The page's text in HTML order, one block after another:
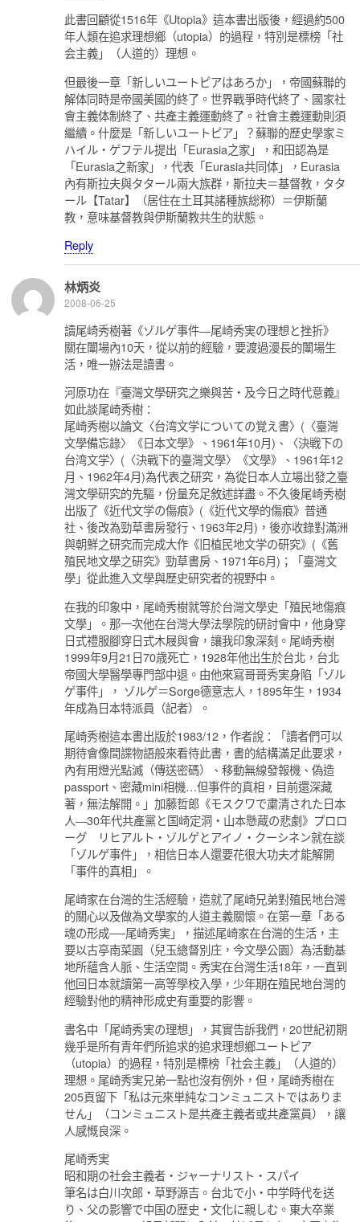
此書回顧從1516年《Utopia》這本書出版後，經過約500
年人類在追求理想鄉（utopia）的過程，特別是標榜「社
会主義」（人道的）理想。
但最後一章「新しいユートピアはあろか」，帝國蘇聯的
解体同時是帝國美國的終了。世界戰爭時代終了、國家社
會主義体制終了、共產主義運動終了。社會主義運動則須
繼續。什麼是「新しいユートピア」？蘇聯的歷史學家ミ
ハイル‧ゲフテル提出「Eurasia之家」，和田認為是
「Eurasia之新家」，代表「Eurasia共同体」，Eurasia
內有斯拉夫與タタール兩大族群，斯拉夫＝基督教，タタ
ール【Tatar】（居住在土耳其諸種族総称）＝伊斯蘭
教，意味基督教與伊斯蘭教共生的狀態。
Reply
林炳炎
2008-06-25
讀尾崎秀樹著《ゾルゲ事件―尾崎秀実の理想と挫折》
關在闈場內10天，從以前的經驗，要渡過漫長的闈場生
活，唯一辦法是讀書。
河原功在『臺灣文學研究之樂與苦‧及今日之時代意義』
如此談尾崎秀樹：
尾崎秀樹以論文〈台湾文学についての覚え書〉(〈臺灣
文學備忘錄〉《日本文學》、1961年10月)、〈決戦下の
台湾文学〉(〈決戰下的臺灣文學〉《文學》、1961年12
月、1962年4月)為代表之研究，為從日本人立場出發之臺
灣文學研究的先驅，份量充足敘述詳盡。不久後尾崎秀樹
出版了《近代文学の傷痕》(《近代文學的傷痕》普通
社、後改為勁草書房發行、1963年2月)，後亦收錄對滿洲
與朝鮮之研究而完成大作《旧植民地文学の研究》(《舊
殖民地文學之研究》勁草書房、1971年6月)；「臺灣文
學」從此進入文學與歷史研究者的視野中。
在我的印象中，尾崎秀樹就等於台灣文學史「殖民地傷痕
文學」。那一次他在台灣大學法學院的研討會中，他身穿
日式禮服腳穿日式木屐與會，讓我印象深刻。尾崎秀樹
1999年9月21日70歳死亡，1928年他出生於台北，台北
帝國大學醫學專門部中退。由他來寫哥哥秀実身陷「ゾル
ゲ事件」， ゾルゲ＝Sorge德意志人，1895年生，1934
年成為日本特派員（記者）。
尾崎秀樹這本書出版於1983/12，作者說：「讀者們可以
期待會像間諜物語般來看待此書，書的結構滿足此要求，
內有用燈光點滅（傳送密碼）、移動無線發報機、偽造
passport、密藏mini相機…但事件的真相，目前還深藏
著，無法解開。」加藤哲郎《モスクワで粛清された日本
人—30年代共產黨と国崎定洞・山本懸蔵の悲劇》プロロ
ーグ リヒアルト・ゾルゲとアイノ・クーシネン就在談
「ゾルゲ事件」，相信日本人還要花很大功夫才能解開
「事件的真相」。
尾崎家在台灣的生活經驗，造就了尾崎兄弟對殖民地台灣
的關心以及做為文學家的人道主義關懷。在第一章「ある
魂の形成──尾崎秀実」，描述尾崎家在台灣的生活，主
要以古亭南菜園（兒玉總督別庄，今文學公園）為活動基
地所蘊含人脈、生活空間。秀実在台灣生活18年，一直到
他回日本就讀第一高等學校入學，少年期在殖民地台灣的
經驗對他的精神形成史有重要的影響。
書名中「尾崎秀実の理想」，其實告訴我們，20世紀初期
幾乎是所有青年們所追求的追求理想鄉ユートピア
（utopia）的過程，特別是標榜「社会主義」（人道的）
理想。尾崎秀実兄弟一點也沒有例外，但，尾崎秀樹在
205頁留下「私は元來単純なコンミュニストではありま
せん」（コンミュニスト是共產主義者或共產黨員），讓
人感慨良深。
尾崎秀実
昭和期の社会主義者・ジャーナリスト・スパイ
筆名は白川次郎・草野源吉。台北で小・中学時代を送
り、父の影響で中国の歴史・文化に親しむ。東大卒業